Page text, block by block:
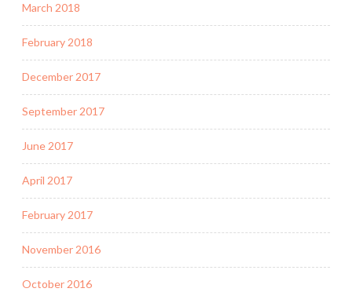
March 2018
February 2018
December 2017
September 2017
June 2017
April 2017
February 2017
November 2016
October 2016